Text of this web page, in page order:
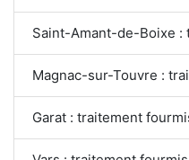
Saint-Amant-de-Boixe :
Magnac-sur-Touvre :
Garat : traitement